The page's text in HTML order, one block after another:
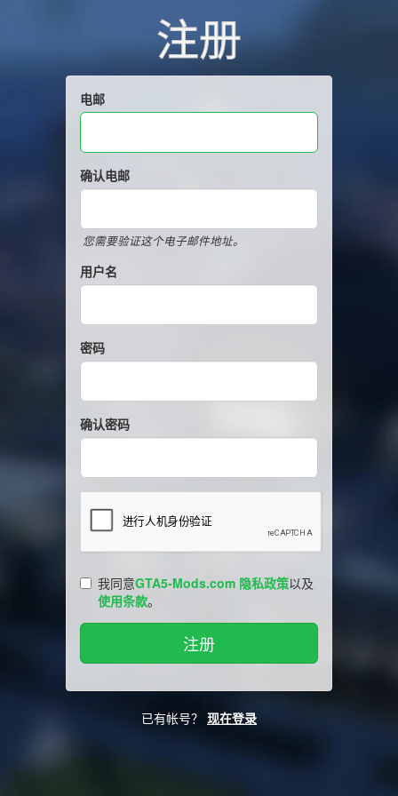
注册
电邮
确认电邮
您需要验证这个电子邮件地址。
用户名
密码
确认密码
我同意GTA5-Mods.com 隐私政策以及
使用条款。
已有帐号？ 现在登录